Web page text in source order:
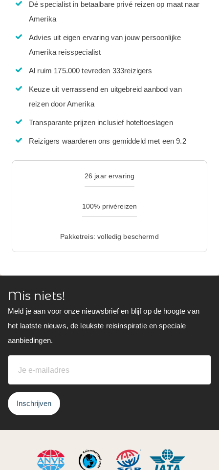
Dé specialist in betaalbare privé reizen op maat naar
Amerika
Advies uit eigen ervaring van jouw persoonlijke
Amerika reisspecialist
Al ruim 175.000 tevreden 333reizigers
Keuze uit verrassend en uitgebreid aanbod van
reizen door Amerika
Transparante prijzen inclusief hoteltoeslagen
Reizigers waarderen ons gemiddeld met een 9.2
26 jaar ervaring
100% privéreizen
Pakketreis: volledig beschermd
Mis niets!
Meld je aan voor onze nieuwsbrief en blijf op de hoogte van
het laatste nieuws, de leukste reisinspiratie en speciale
aanbiedingen.
Inschrijven